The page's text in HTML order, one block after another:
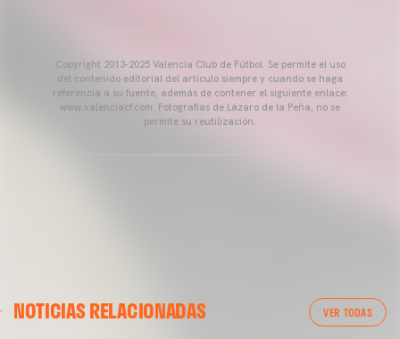
Copyright 2013-2025 Valencia Club de Fútbol. Se permite el uso
del contenido editorial del artículo siempre y cuando se haga
referencia a su fuente, además de contener el siguiente enlace:
www.valenciacf.com. Fotografías de Lázaro de la Peña, no se
permite su reutilización.
NOTICIAS RELACIONADAS VER TODAS
ENTRENAMIENTO DEL VALENCIA CF 04/03/26